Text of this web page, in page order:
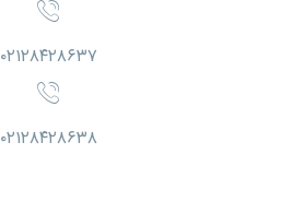
۰۲۱۲۸۴۲۸۶۳۷
۰۲۱۲۸۴۲۸۶۳۸